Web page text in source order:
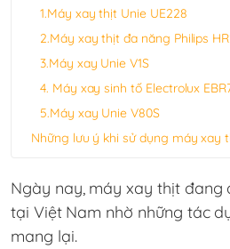
1.Máy xay thịt Unie UE228
2.Máy xay thịt đa năng Philips
3.Máy xay Unie V1S
4. Máy xay sinh tố Electrolux
5.Máy xay Unie V80S
Những lưu ý khi sử dụng máy xay
Ngày nay, máy xay thịtđang
tại Việt Nam nhờ những tác
mang lại.